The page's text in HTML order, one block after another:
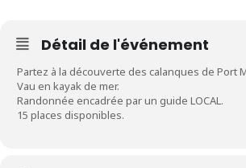
Détail de l'événement
Partez à la découverte des calanques de Port
Vau en kayak de mer.
Randonnée encadrée par un guide LOCAL.
15 places disponibles.